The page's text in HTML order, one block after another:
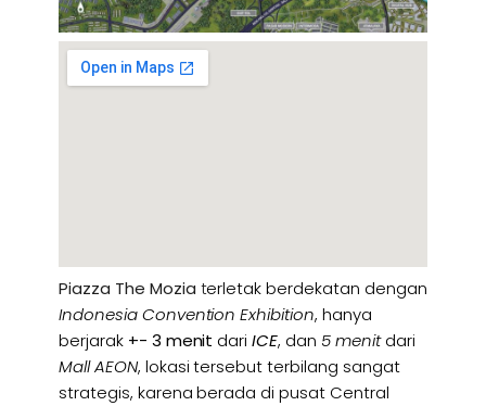
Piazza The Mozia terletak berdekatan dengan
Indonesia Convention Exhibition, hanya
berjarak +- 3 menit dariICE, dan 5 menitdari
Mall AEON, lokasi tersebut terbilang sangat
strategis, karena berada di pusat Central